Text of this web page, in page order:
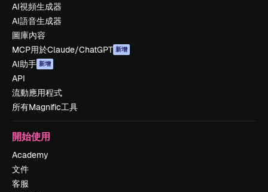
AI視頻生成器
AI語音生成器
圖庫內容
MCP用於Claude/ChatGPT 新增
AI助手 新增
API
流動應用程式
所有Magnific工具
開始使用
Academy
文件
客服